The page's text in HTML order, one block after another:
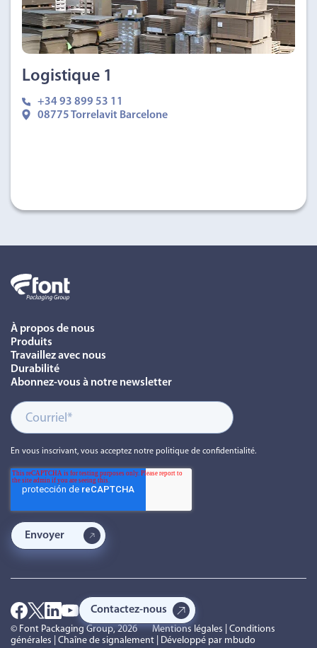
Logistique 1
+34 93 899 53 11
08775 Torrelavit Barcelone
À propos de nous
Produits
Travaillez avec nous
Durabilité
Abonnez-vous à notre newsletter
En vous inscrivant, vous acceptez notre politique de confidentialité.
Contactez-nous
© Font Packaging Group, 2026Mentions légales
Conditions
générales
Chaîne de signalement | Développé par mbudo